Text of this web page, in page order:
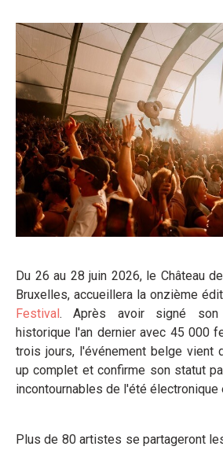
Du 26 au 28 juin 2026, le Château
Bruxelles, accueillera la onzième
Festival. Après avoir signé
historique l'an dernier avec 45 000
trois jours, l'événement belge vient
up complet et confirme son statut
incontournables de l'été électronique
Plus de 80 artistes se partageront